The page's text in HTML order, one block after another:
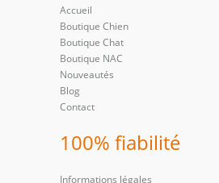
Accueil
Boutique Chien
Boutique Chat
Boutique NAC
Nouveautés
Blog
Contact
100% fiabilité
Informations légales